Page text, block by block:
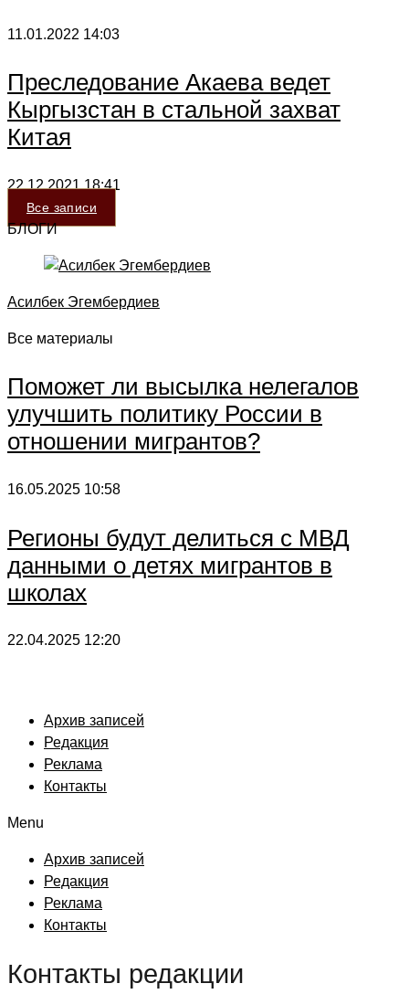
11.01.2022 14:03
Преследование Акаева ведет
Кыргызстан в стальной захват
Китая
22.12.202118:41
Все записи
БЛОГИ
Асилбек Эгембердиев
Все материалы
Поможет ли высылка нелегалов
улучшить политику России в
отношении мигрантов?
16.05.2025 10:58
Регионы будут делиться с МВД
данными о детях мигрантов в
школах
22.04.2025 12:20
Архив записей
Редакция
Реклама
Контакты
Menu
Архив записей
Редакция
Реклама
Контакты
Контакты редакции